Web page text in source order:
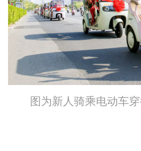
图为新人骑乘电动车